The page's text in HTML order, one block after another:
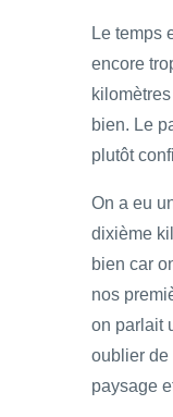
Le temps
encore
bien. Le
plutôt
On a eu
dixième
bien car
nos
on parlait
oublier de
paysage